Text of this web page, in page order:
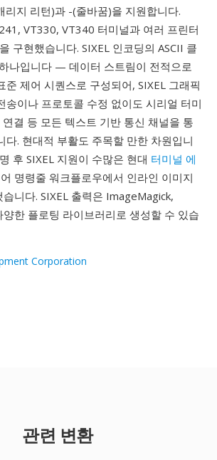
리지 리턴)과 -(줄바꿈)을 지원합니다.
VT330, VT340 터미널과 여러 프린터
구현했습니다. SIXEL 인코딩의 ASCII 클
나입니다 — 데이터 스트림이 전적으로
준 제어 시퀀스로 구성되어, SIXEL 그래픽
송이나 프로토콜 수정 없이도 시리얼 터미
연결 등 모든 텍스트 기반 통신 채널을 통
다. 현대적 부활도 주목할 만한 차원입니
후 SIXEL 지원이 수많은 현대 터미널 에
명령줄 워크플로우에서 인라인 이미지
니다. SIXEL 출력은 ImageMagick,
한 플로팅 라이브러리로 생성할 수 있습
Corporation
관련 변환